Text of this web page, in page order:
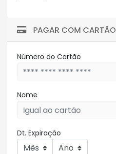
PAGAR COM CARTÃO
Número do Cartão
Nome
Dt. Expiração